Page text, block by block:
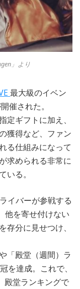
」より
最大級のイベン
催された。
定ギフトに加え、
獲得など、ファン
る仕組みになって
求められる非常に
いる。
イバーが参戦する
他を寄せ付けない
存分に見せつけ、
「殿堂（週間）ラ
を達成。これで、
殿堂ランキングで